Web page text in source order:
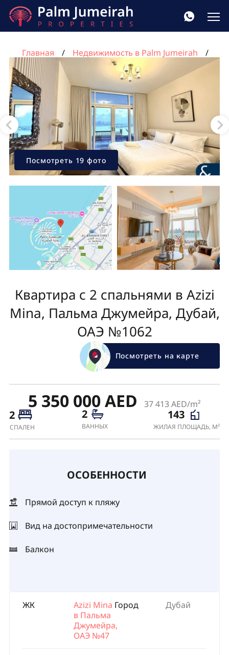
Главная
Недвижимость в Palm Jumeirah
Azizi Mina в Пальма Джумейра, ОАЭ №47
Квартира с 2 спальнями в Azizi Mina, Пальма
Джумейра, Дубай, ОАЭ №1062
Посмотреть 19 фото
Квартира с 2 спальнями в Azizi
Mina, Пальма Джумейра, Дубай,
ОАЭ №1062
Посмотреть на карте
5 350 000 AED 37 413 AED/m²
2
СПАЛЕН
2
ВАННЫХ
143
ЖИЛАЯ ПЛОЩАДЬ, М²
ОСОБЕННОСТИ
Прямой доступ к пляжу
Вид на достопримечательности
Балкон
ЖК
Azizi Mina
в Пальма
Джумейра,
ОАЭ №47
Город Дубай